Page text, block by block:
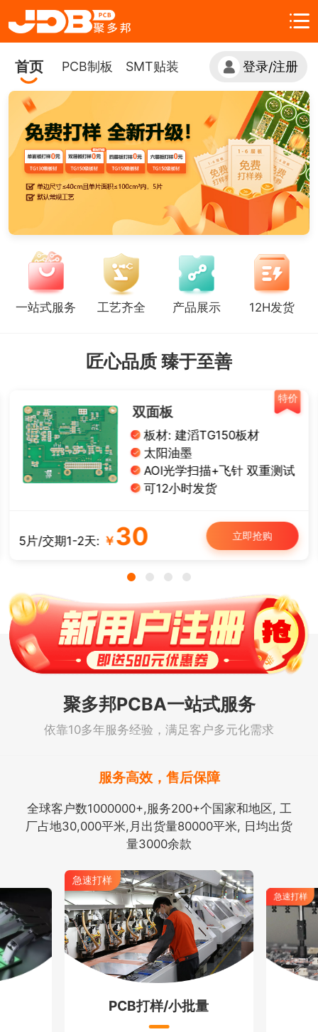
首页 PCB制板 SMT贴装 登录/注册
一站式服务 工艺齐全 产品展示 12H发货
匠心品质 臻于至善
特价
双面板
板材: 建滔TG150板材
太阳油墨
AOI光学扫描+飞针 双重测试
可12小时发货
5片/交期1-2天: ￥ 30 立即抢购
聚多邦PCBA一站式服务
依靠10多年服务经验，满足客户多元化需求
服务高效，售后保障
全球客户数1000000+,服务200+个国家和地区, 工
厂占地30,000平米,月出货量80000平米, 日均出货
量3000余款
急速打样
PCB打样/小批量
急速打样